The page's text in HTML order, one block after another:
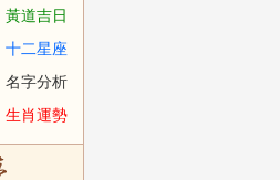
黃道吉日
十二星座
名字分析
生肖運勢